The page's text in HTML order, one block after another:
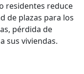
residentes reduce
de plazas para los
pérdida de
sus viviendas.